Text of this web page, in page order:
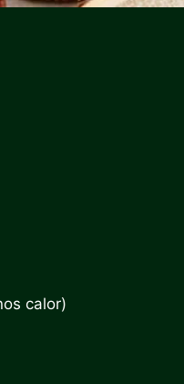
calor)